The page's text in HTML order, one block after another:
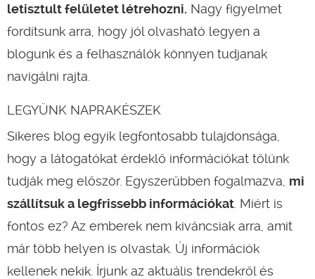
letisztult felületet létrehozni. Nagy figyelmet
fordítsunk arra, hogy jól olvasható legyen a
blogunk és a felhasználók könnyen tudjanak
navigálni rajta.
LEGYÜNK NAPRAKÉSZEK
Sikeres blog egyik legfontosabb tulajdonsága,
hogy a látogatókat érdeklő információkat tőlünk
tudják meg először. Egyszerűbben fogalmazva, mi
szállítsuk a legfrissebb információkat . Miért is
fontos ez? Az emberek nem kiváncsiak arra, amit
már több helyen is olvastak. Új információk
kellenek nekik. Írjunk az aktuális trendekről és